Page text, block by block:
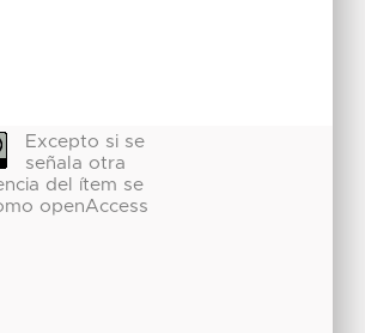
Excepto si se
señala otra
del ítem se
openAccess